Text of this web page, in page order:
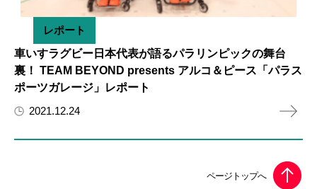
レポート
車いすラグビー日本代表が語るパラリンピックの舞台
裏！ TEAM BEYOND presents アルコ＆ピース「パラス
ポーツガレージ」レポート
2021.12.24